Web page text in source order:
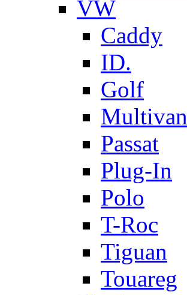
VW
Caddy
ID.
Golf
Multivan
Passat
Plug-In
Polo
T-Roc
Tiguan
Touareg